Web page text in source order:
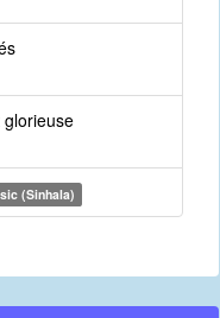
(Sinhala)